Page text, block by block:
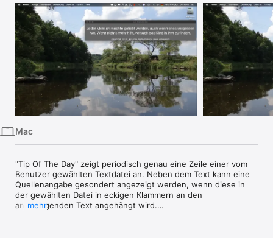
Suchen
Plattform
iPhone
iPad
Vision
Watch
Mac
"Tip Of The Day" zeigt periodisch genau eine Zeile einer vom
Benutzer gewählten Textdatei an. Neben dem Text kann eine
Quellenangabe gesondert angezeigt werden, wenn diese in
der gewählten Datei in eckigen Klammern an den
anzuzeigenden Text angehängt wird.
mehr